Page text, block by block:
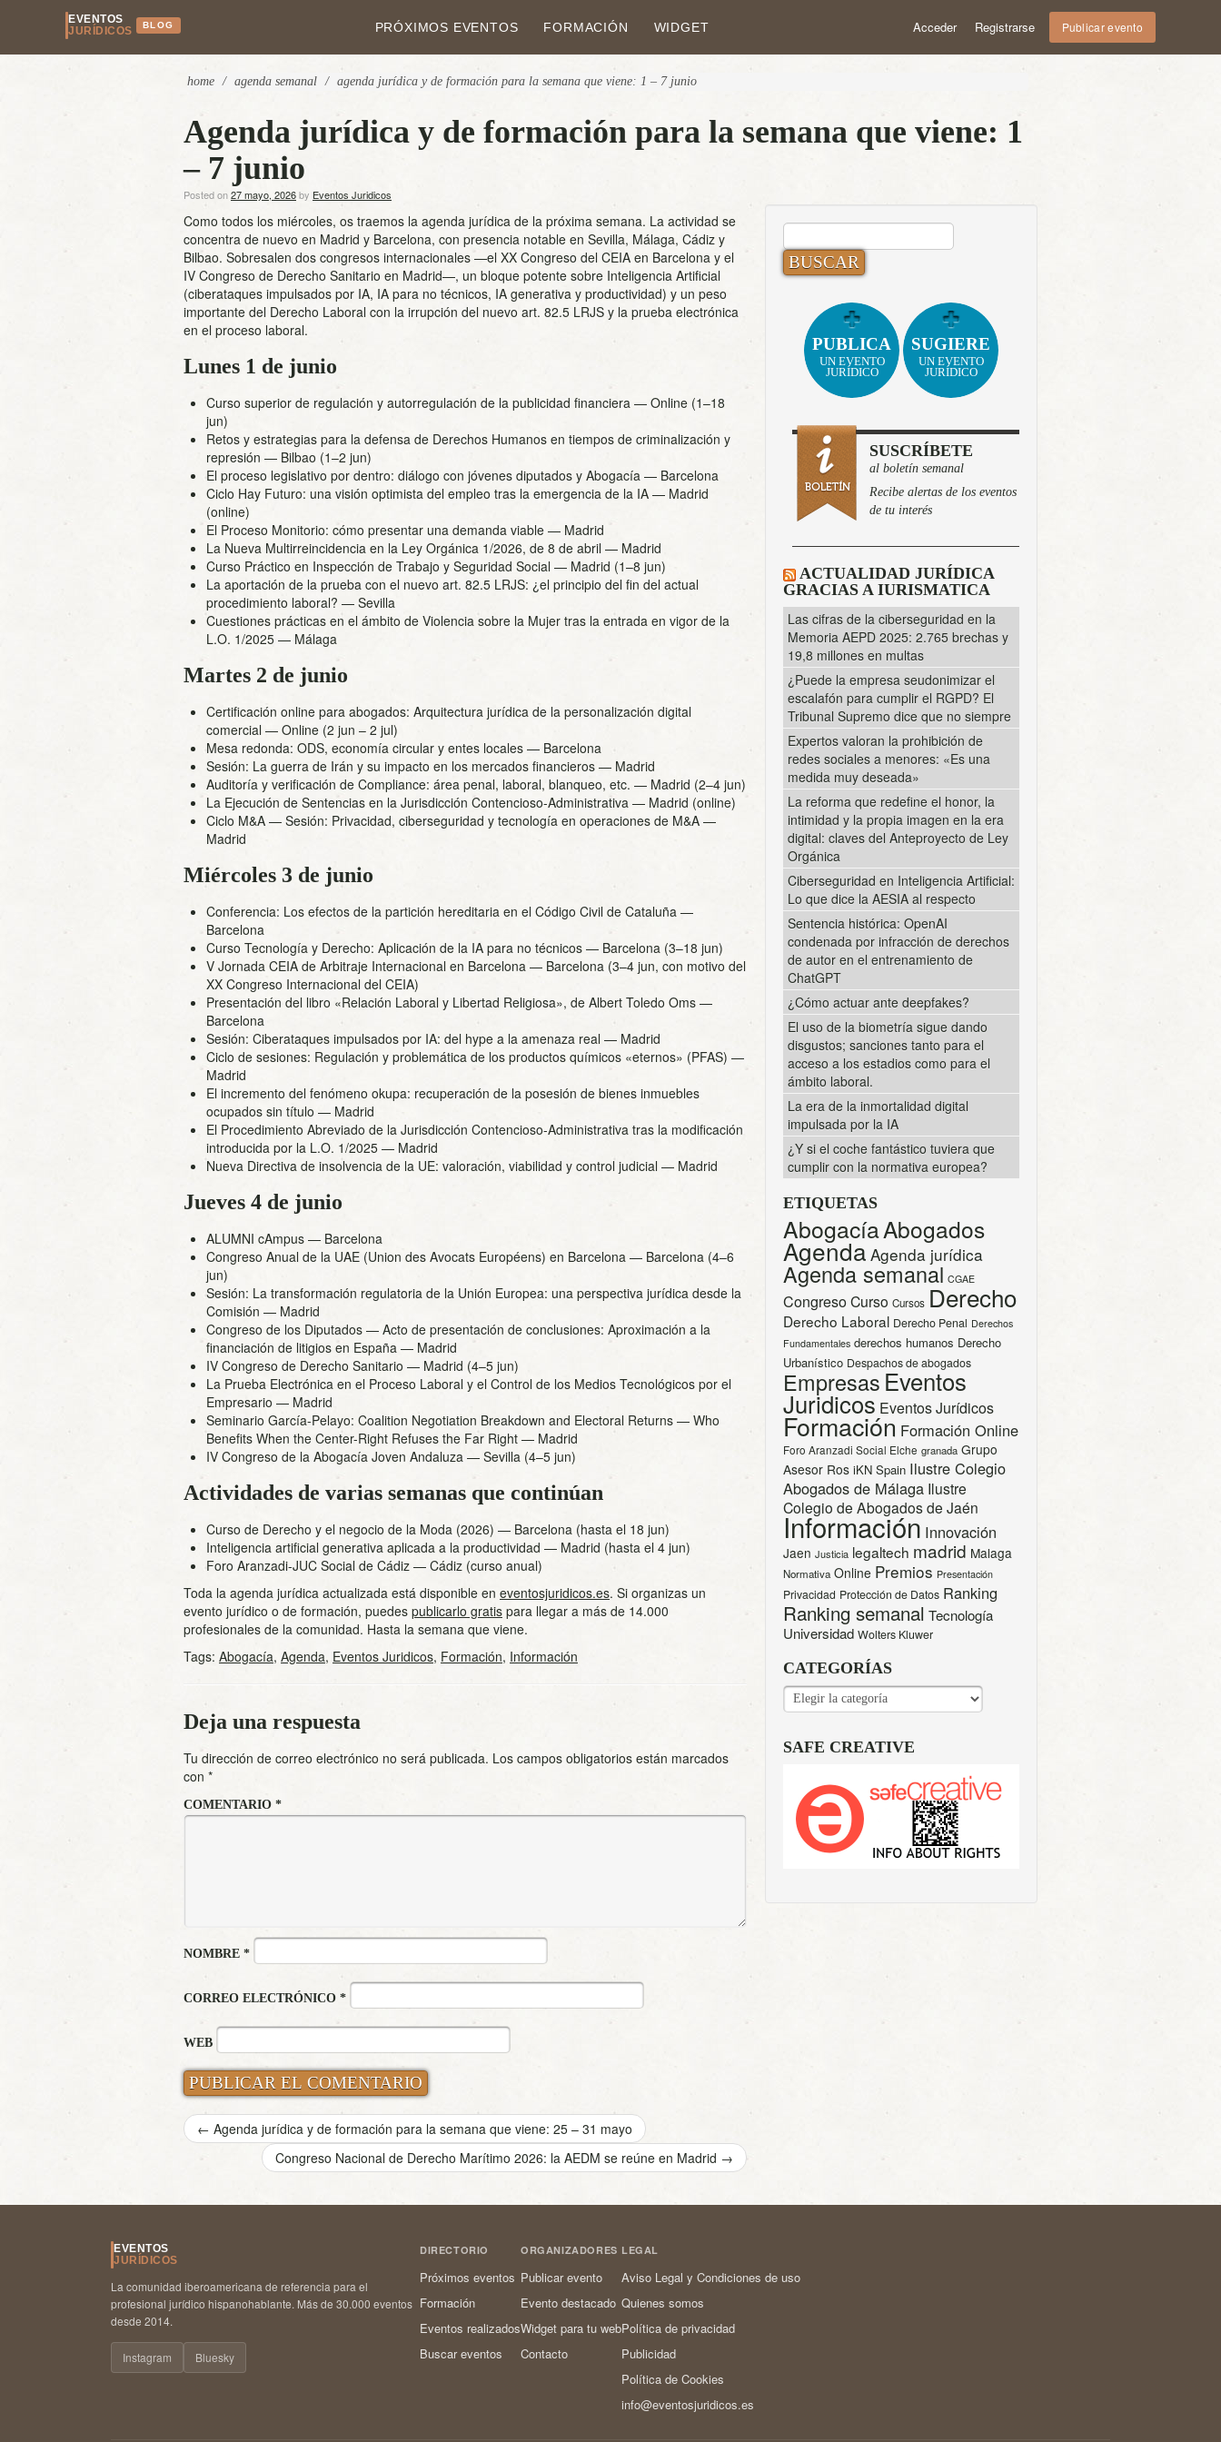
EVENTOS
JURÍDICOS
BLOG PRÓXIMOS EVENTOS FORMACIÓN WIDGET Acceder Registrarse Publicar evento
home / agenda semanal / agenda jurídica y de formación para la semana que viene: 1 – 7 junio
Agenda jurídica y de formación para la semana que viene: 1
– 7 junio
Posted on27 mayo, 2026by Eventos Juridicos
Como todos los miércoles, os traemos la agenda jurídica de la próxima semana. La actividad se
concentra de nuevo en Madrid y Barcelona, con presencia notable en Sevilla, Málaga, Cádiz y
Bilbao. Sobresalen dos congresos internacionales —el XX Congreso del CEIA en Barcelona y el
IV Congreso de Derecho Sanitario en Madrid—, un bloque potente sobre Inteligencia Artificial
(ciberataques impulsados por IA, IA para no técnicos, IA generativa y productividad) y un peso
importante del Derecho Laboral con la irrupción del nuevo art. 82.5 LRJS y la prueba electrónica
en el proceso laboral.
Lunes 1 de junio
Curso superior de regulación y autorregulación de la publicidad financiera — Online (1–18
jun)
Retos y estrategias para la defensa de Derechos Humanos en tiempos de criminalización y
represión — Bilbao (1–2 jun)
El proceso legislativo por dentro: diálogo con jóvenes diputados y Abogacía — Barcelona
Ciclo Hay Futuro: una visión optimista del empleo tras la emergencia de la IA — Madrid
(online)
El Proceso Monitorio: cómo presentar una demanda viable — Madrid
La Nueva Multirreincidencia en la Ley Orgánica 1/2026, de 8 de abril — Madrid
Curso Práctico en Inspección de Trabajo y Seguridad Social — Madrid (1–8 jun)
La aportación de la prueba con el nuevo art. 82.5 LRJS: ¿el principio del fin del actual
procedimiento laboral? — Sevilla
Cuestiones prácticas en el ámbito de Violencia sobre la Mujer tras la entrada en vigor de la
L.O. 1/2025 — Málaga
Martes 2 de junio
Certificación online para abogados: Arquitectura jurídica de la personalización digital
comercial — Online (2 jun – 2 jul)
Mesa redonda: ODS, economía circular y entes locales — Barcelona
Sesión: La guerra de Irán y su impacto en los mercados financieros — Madrid
Auditoría y verificación de Compliance: área penal, laboral, blanqueo, etc. — Madrid (2–4 jun)
La Ejecución de Sentencias en la Jurisdicción Contencioso-Administrativa — Madrid (online)
Ciclo M&A — Sesión: Privacidad, ciberseguridad y tecnología en operaciones de M&A —
Madrid
Miércoles 3 de junio
Conferencia: Los efectos de la partición hereditaria en el Código Civil de Cataluña —
Barcelona
Curso Tecnología y Derecho: Aplicación de la IA para no técnicos — Barcelona (3–18 jun)
V Jornada CEIA de Arbitraje Internacional en Barcelona — Barcelona (3–4 jun, con motivo del
XX Congreso Internacional del CEIA)
Presentación del libro «Relación Laboral y Libertad Religiosa», de Albert Toledo Oms —
Barcelona
Sesión: Ciberataques impulsados por IA: del hype a la amenaza real — Madrid
Ciclo de sesiones: Regulación y problemática de los productos químicos «eternos» (PFAS) —
Madrid
El incremento del fenómeno okupa: recuperación de la posesión de bienes inmuebles
ocupados sin título — Madrid
El Procedimiento Abreviado de la Jurisdicción Contencioso-Administrativa tras la modificación
introducida por la L.O. 1/2025 — Madrid
Nueva Directiva de insolvencia de la UE: valoración, viabilidad y control judicial — Madrid
Jueves 4 de junio
ALUMNI cAmpus — Barcelona
Congreso Anual de la UAE (Union des Avocats Européens) en Barcelona — Barcelona (4–6
jun)
Sesión: La transformación regulatoria de la Unión Europea: una perspectiva jurídica desde la
Comisión — Madrid
Congreso de los Diputados — Acto de presentación de conclusiones: Aproximación a la
financiación de litigios en España — Madrid
IV Congreso de Derecho Sanitario — Madrid (4–5 jun)
La Prueba Electrónica en el Proceso Laboral y el Control de los Medios Tecnológicos por el
Empresario — Madrid
Seminario García-Pelayo: Coalition Negotiation Breakdown and Electoral Returns — Who
Benefits When the Center-Right Refuses the Far Right — Madrid
IV Congreso de la Abogacía Joven Andaluza — Sevilla (4–5 jun)
Actividades de varias semanas que continúan
Curso de Derecho y el negocio de la Moda (2026) — Barcelona (hasta el 18 jun)
Inteligencia artificial generativa aplicada a la productividad — Madrid (hasta el 4 jun)
Foro Aranzadi-JUC Social de Cádiz — Cádiz (curso anual)
Toda la agenda jurídica actualizada está disponible en eventosjuridicos.es. Si organizas un
evento jurídico o de formación, puedes publicarlo gratis para llegar a más de 14.000
profesionales de la comunidad. Hasta la semana que viene.
Tags: Abogacía, Agenda, Eventos Juridicos, Formación, Información
Deja una respuesta
Tu dirección de correo electrónico no será publicada. Los campos obligatorios están marcados
con *
COMENTARIO *
NOMBRE *
CORREO ELECTRÓNICO *
WEB
← Agenda jurídica y de formación para la semana que viene: 25 – 31 mayo
Congreso Nacional de Derecho Marítimo 2026: la AEDM se reúne en Madrid →
BUSCAR:
PUBLICA
UN EVENTO
JURÍDICO
SUGIERE
UN EVENTO
JURÍDICO
SUSCRÍBETE
al boletín semanal
Recibe alertas de los eventos
de tu interés
ACTUALIDAD JURÍDICA
GRACIAS A IURISMATICA
Las cifras de la ciberseguridad en la
Memoria AEPD 2025: 2.765 brechas y
19,8 millones en multas
¿Puede la empresa seudonimizar el
escalafón para cumplir el RGPD? El
Tribunal Supremo dice que no siempre
Expertos valoran la prohibición de
redes sociales a menores: «Es una
medida muy deseada»
La reforma que redefine el honor, la
intimidad y la propia imagen en la era
digital: claves del Anteproyecto de Ley
Orgánica
Ciberseguridad en Inteligencia Artificial:
Lo que dice la AESIA al respecto
Sentencia histórica: OpenAI
condenada por infracción de derechos
de autor en el entrenamiento de
ChatGPT
¿Cómo actuar ante deepfakes?
El uso de la biometría sigue dando
disgustos; sanciones tanto para el
acceso a los estadios como para el
ámbito laboral.
La era de la inmortalidad digital
impulsada por la IA
¿Y si el coche fantástico tuviera que
cumplir con la normativa europea?
ETIQUETAS
AbogacíaAbogados
Agenda Agenda jurídica
Agenda semanal CGAE
CongresoCurso Cursos Derecho
Derecho Laboral Derecho Penal Derechos
Fundamentales derechos humanos Derecho
Urbanístico Despachos de abogados
Empresas Eventos
Juridicos Eventos Jurídicos
Formación Formación Online
Foro Aranzadi Social Elche granada Grupo
Asesor Ros iKN Spain Ilustre Colegio
Abogados de Málaga Ilustre
Colegio de Abogados de Jaén
Información Innovación
Jaen Justicia legaltech madrid Malaga
Normativa Online Premios Presentación
Privacidad Protección de Datos Ranking
Ranking semanal Tecnología
Universidad Wolters Kluwer
CATEGORÍAS
CATEGORÍAS
SAFE CREATIVE
EVENTOS
JURÍDICOS
La comunidad iberoamericana de referencia para el
profesional jurídico hispanohablante. Más de 30.000 eventos
desde 2014.
Instagram Bluesky
DIRECTORIO
Próximos eventos
Formación
Eventos realizados
Buscar eventos
ORGANIZADORES
Publicar evento
Evento destacado
Widget para tu web
Contacto
LEGAL
Aviso Legal y Condiciones de uso
Quienes somos
Política de privacidad
Publicidad
Política de Cookies
info@eventosjuridicos.es